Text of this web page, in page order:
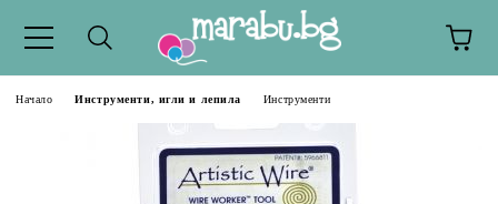
Начало Инструменти, игли и лепила Инструменти